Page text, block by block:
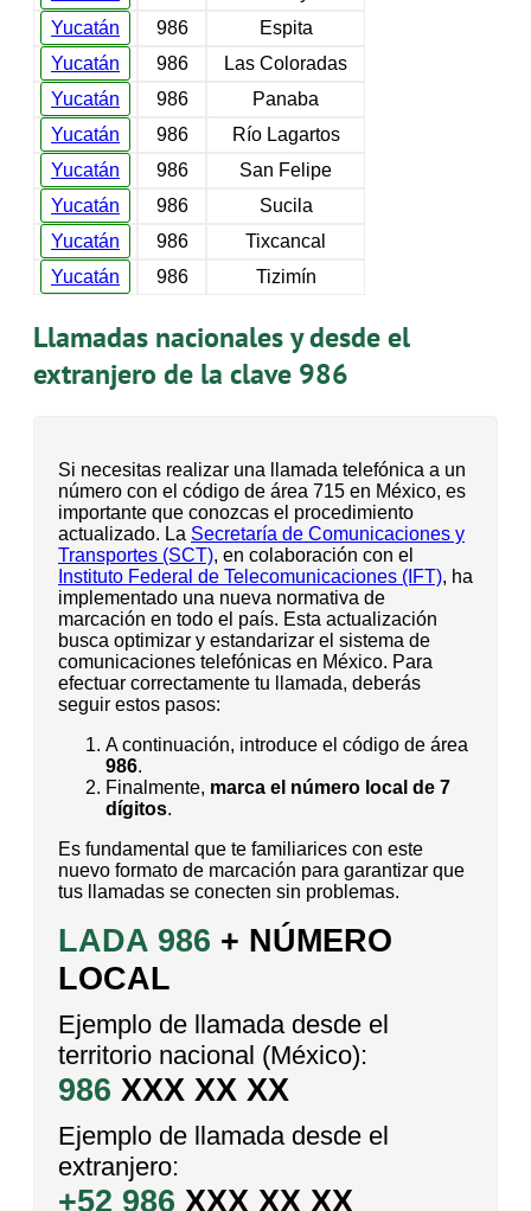
Yucatán
986
Espita
Yucatán
986
Las Coloradas
Yucatán
986
Panaba
Yucatán
986
Río Lagartos
Yucatán
986
San Felipe
Yucatán
986
Sucila
Yucatán
986
Tixcancal
Yucatán
986 Tizimín
Llamadas nacionales y desde el
extranjero de la clave 986
Si necesitas realizar una llamada telefónica a un
número con el código de área 715 en México, es
importante que conozcas el procedimiento
actualizado. La Secretaría de Comunicaciones y
Transportes (SCT), en colaboración con el
Instituto Federal de Telecomunicaciones (IFT), ha
implementado una nueva normativa de
marcación en todo el país. Esta actualización
busca optimizar y estandarizar el sistema de
comunicaciones telefónicas en México. Para
efectuar correctamente tu llamada, deberás
seguir estos pasos:
A continuación, introduce el código de área
986.
Finalmente, marca el número local de 7
dígitos.
Es fundamental que te familiarices con este
nuevo formato de marcación para garantizar que
tus llamadas se conecten sin problemas.
LADA 986 + NÚMERO
LOCAL
Ejemplo de llamada desde el
territorio nacional (México):
986 XXX XX XX
Ejemplo de llamada desde el
extranjero:
+52 986 XXX XX XX